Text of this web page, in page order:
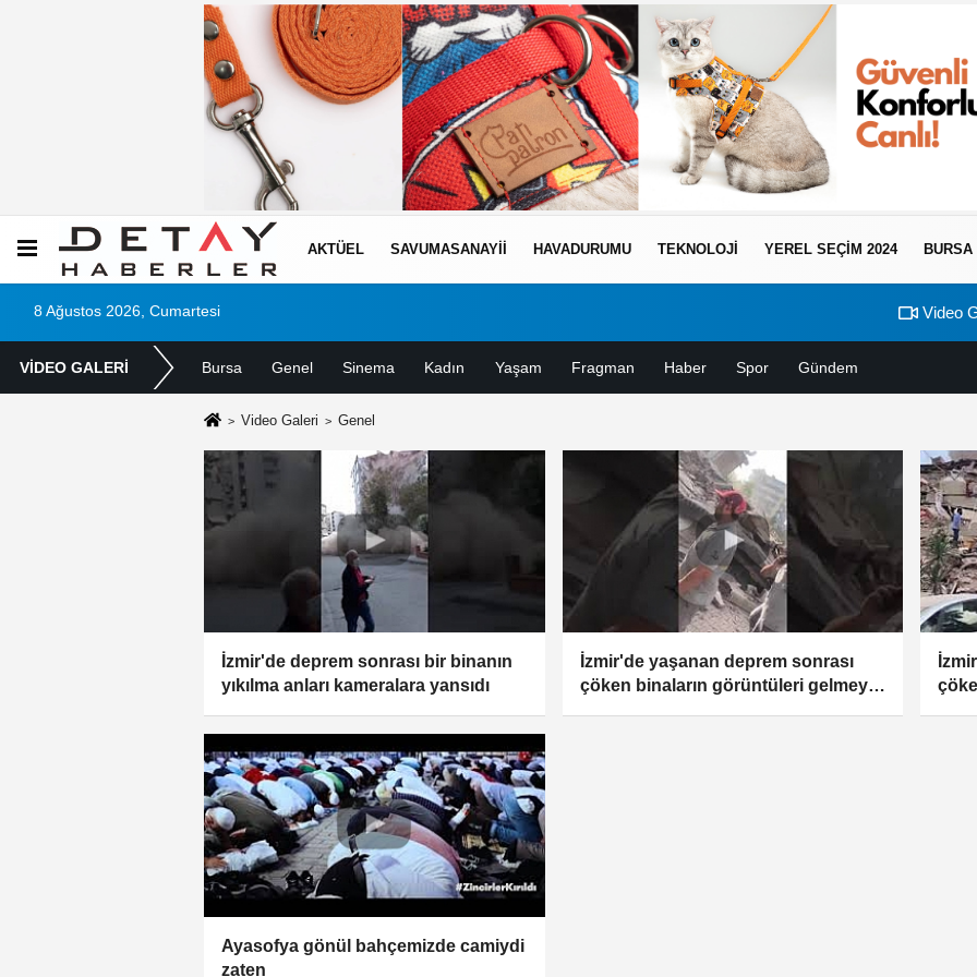
AKTÜEL SAVUMASANAYII HAVADURUMU TEKNOLOJI YEREL SEÇİM 2024 BURSA
8 Ağustos 2026, Cumartesi Video
VİDEO GALERİ Bursa Genel Sinema Kadın Yaşam Fragman Haber Spor Gündem
Video Galeri Genel
İzmir'de deprem sonrası bir binanın
yıkılma anları kameralara yansıdı
İzmir'de yaşanan deprem sonrası
çöken binaların görüntüleri gelmeye
Ayasofya gönül bahçemizde camiydi
zaten